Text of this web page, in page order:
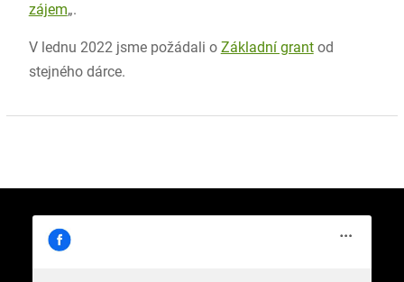
zájem„.
V lednu 2022 jsme požádali o Základní grantod
stejného dárce.